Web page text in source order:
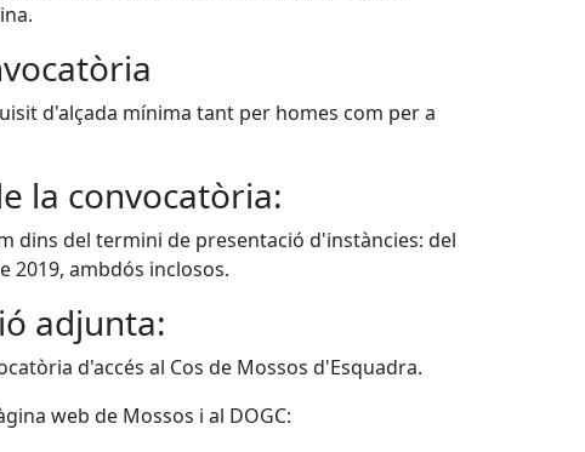
d'alçada mínima tant per homes com per a
la convocatòria:
dins del termini de presentació d'instàncies: del
2019, ambdós inclosos.
adjunta:
d'accés al Cos de Mossos d'Esquadra.
web de Mossos i al DOGC: